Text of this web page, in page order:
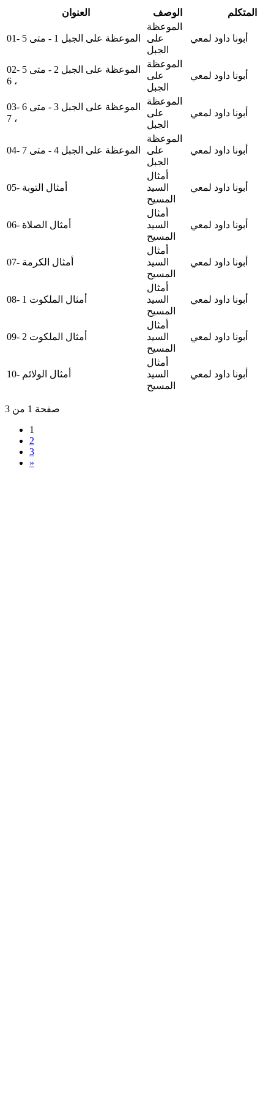
العنوان الوصف المتكلم
01- الموعظة على الجبل 1 - متى 5
الموعظة
على
الجبل
أبونا داود لمعي
02- الموعظة على الجبل 2 - متى 5
، 6
الموعظة
على
الجبل
أبونا داود لمعي
03- الموعظة على الجبل 3 - متى 6
، 7
الموعظة
على
الجبل
أبونا داود لمعي
04- الموعظة على الجبل 4 - متى 7
الموعظة
على
الجبل
أبونا داود لمعي
05- أمثال التوبة
أمثال
السيد
المسيح
أبونا داود لمعي
06- أمثال الصلاة
أمثال
السيد
المسيح
أبونا داود لمعي
07- أمثال الكرمة
أمثال
السيد
المسيح
أبونا داود لمعي
08- أمثال الملكوت 1
أمثال
السيد
المسيح
أبونا داود لمعي
09- أمثال الملكوت 2
أمثال
السيد
المسيح
أبونا داود لمعي
10- أمثال الولائم
أمثال
السيد
المسيح
أبونا داود لمعي
صفحة 1 من 3
1
2
3
»